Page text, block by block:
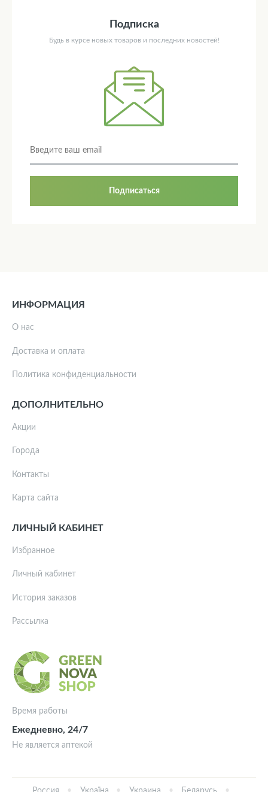
Подписка
Будь в курсе новых товаров и последних новостей!
Подписаться
Время работы
Ежедневно, 24/7
Не является аптекой
ИНФОРМАЦИЯ
О нас
Доставка и оплата
Политика конфиденциальности
ДОПОЛНИТЕЛЬНО
Акции
Города
Контакты
Карта сайта
ЛИЧНЫЙ КАБИНЕТ
Избранное
Личный кабинет
История заказов
Рассылка